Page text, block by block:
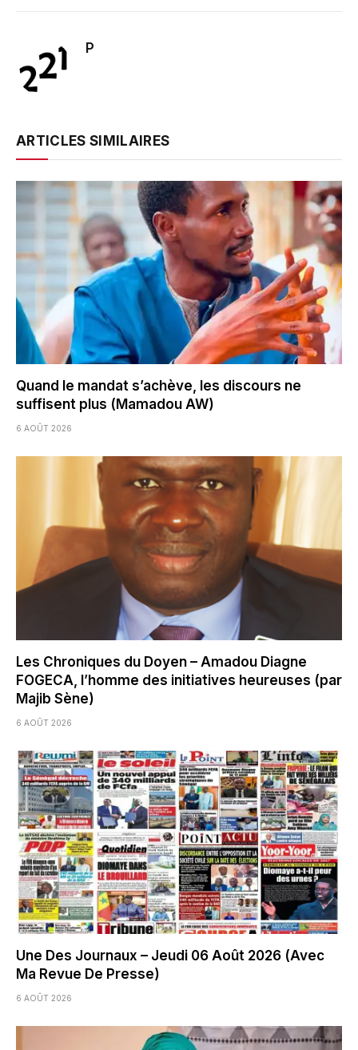
P
ARTICLES SIMILAIRES
Quand le mandat s’achève, les discours ne
suffisent plus (Mamadou AW)
6 AOÛT 2026
Les Chroniques du Doyen – Amadou Diagne
FOGECA, l’homme des initiatives heureuses (par
Majib Sène)
6 AOÛT 2026
Une Des Journaux – Jeudi 06 Août 2026 (Avec
Ma Revue De Presse)
6 AOÛT 2026